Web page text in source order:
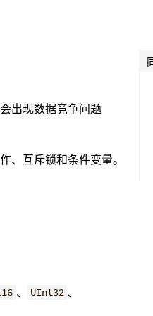
出现数据竞争问题
、互斥锁和条件变量。
、 UInt32 、